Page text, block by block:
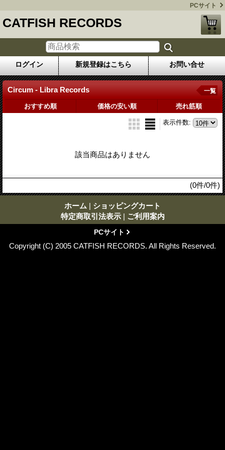
PCサイト
CATFISH RECORDS
ログイン 新規登録はこちら お問い合せ
Circum - Libra Records 一覧
おすすめ順 価格の安い順 売れ筋順
表示件数:
該当商品はありません
(0件/0件)
ホーム | ショッピングカート
特定商取引法表示 | ご利用案内
PCサイト
Copyright (C) 2005 CATFISH RECORDS. All Rights Reserved.